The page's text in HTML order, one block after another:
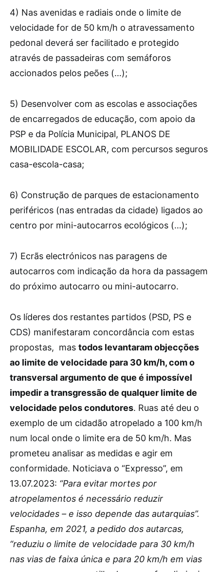
4) Nas avenidas e radiais onde o limite de
velocidade for de 50 km/h o atravessamento
pedonal deverá ser facilitado e protegido
através de passadeiras com semáforos
accionados pelos peões (…);
5) Desenvolver com as escolas e associações
de encarregados de educação, com apoio da
PSP e da Polícia Municipal, PLANOS DE
MOBILIDADE ESCOLAR, com percursos seguros
casa-escola-casa;
6) Construção de parques de estacionamento
periféricos (nas entradas da cidade) ligados ao
centro por mini-autocarros ecológicos (…);
7) Ecrãs electrónicos nas paragens de
autocarros com indicação da hora da passagem
do próximo autocarro ou mini-autocarro.
Os líderes dos restantes partidos (PSD, PS e
CDS) manifestaram concordância com estas
propostas, mas todos levantaram objecções
ao limite de velocidade para 30 km/h, com o
transversal argumento de que é impossível
impedir a transgressão de qualquer limite de
velocidade pelos condutores. Ruas até deu o
exemplo de um cidadão atropelado a 100 km/h
num local onde o limite era de 50 km/h. Mas
prometeu analisar as medidas e agir em
conformidade. Noticiava o “Expresso”, em
13.07.2023: “Para evitar mortes por
atropelamentos é necessário reduzir
velocidades – e isso depende das autarquias”.
Espanha, em 2021, a pedido dos autarcas,
“reduziu o limite de velocidade para 30 km/h
nas vias de faixa única e para 20 km/h em vias